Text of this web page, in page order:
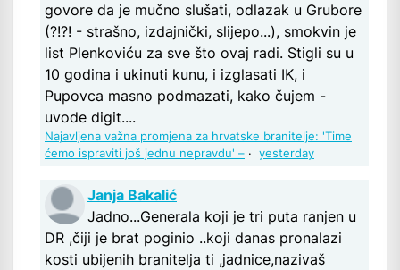
govore da je mučno slušati, odlazak u Grubore
(?!?! - strašno, izdajnički, slijepo...), smokvin je
list Plenkoviću za sve što ovaj radi. Stigli su u
10 godina i ukinuti kunu, i izglasati IK, i
Pupovca masno podmazati, kako čujem -
uvode digit....
Najavljena važna promjena za hrvatske branitelje: 'Time
ćemo ispraviti još jednu nepravdu' – · yesterday
Janja Bakalić
Jadno...Generala koji je tri puta ranjen u
DR ,čiji je brat poginio ..koji danas pronalazi
kosti ubijenih branitelja ti ,jadnice,nazivaš